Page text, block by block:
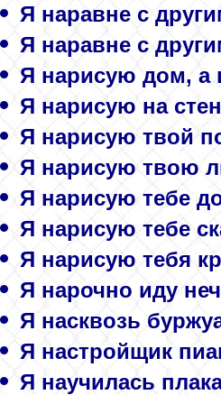
Я наравне с
Я наравне с
Я нарисую дом, а
Я нарисую на
Я нарисую твой
Я нарисую твою
Я нарисую тебе
Я нарисую тебе
Я нарисую тебя
Я нарочно иду
Я насквозь
Я настройщик
Я научилась